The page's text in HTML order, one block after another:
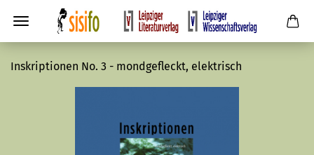
Inskriptionen No. 3 - mondgefleckt, elektrisch